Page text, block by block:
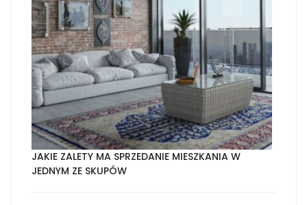
JAKIE ZALETY MA SPRZEDANIE MIESZKANIA W
JEDNYM ZE SKUPÓW